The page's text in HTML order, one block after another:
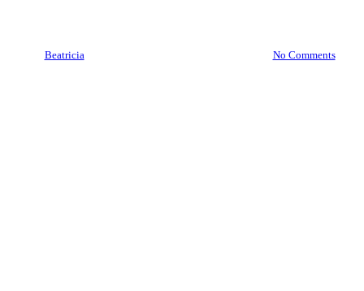
Beatricia No Comments